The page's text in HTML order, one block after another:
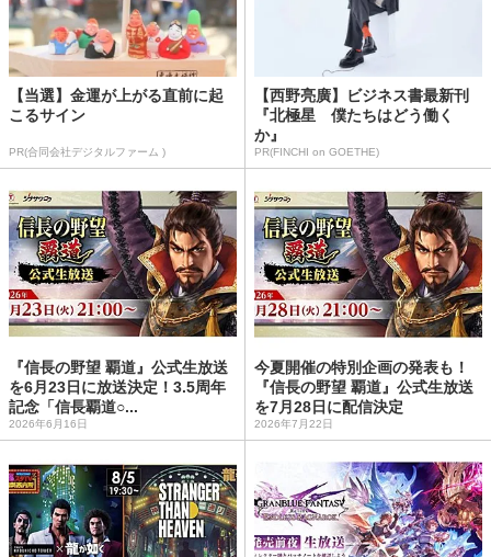
【当選】金運が上がる直前に起
こるサイン
PR(合同会社デジタルファーム )
【西野亮廣】ビジネス書最新刊
『北極星 僕たちはどう働く
か』
PR(FINCHI on GOETHE)
『信長の野望 覇道』公式生放送
を6月23日に放送決定！3.5周年
記念「信長覇道○...
2026年6月16日
今夏開催の特別企画の発表も！
『信長の野望 覇道』公式生放送
を7月28日に配信決定
2026年7月22日